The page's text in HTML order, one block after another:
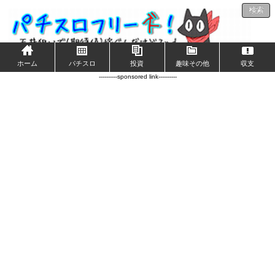
検索
ホーム パチスロ 投資 趣味その他 収支
----------sponsored link----------